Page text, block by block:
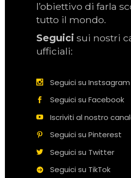
l’obiettivo di farla
tutto il mondo.
Seguici sui nostri
ufficiali:
Seguici su Instsagram
Seguici su Facebook
Iscriviti al nostro
Seguici su Pinterest
Seguici su Twitter
Seguici su TikTok